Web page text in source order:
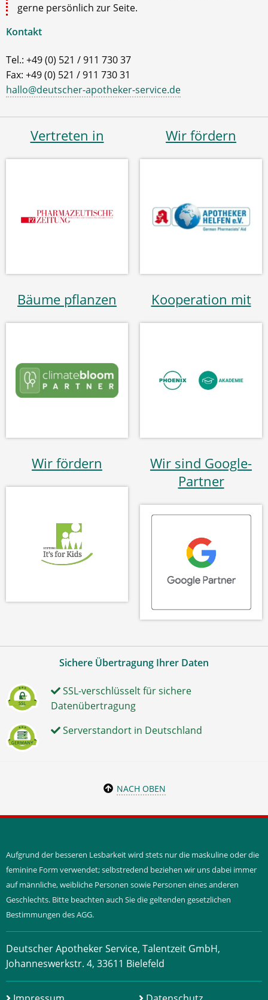
gerne persönlich zur Seite.
Kontakt
Tel.: +49 (0) 521 / 911 730 37
Fax: +49 (0) 521 / 911 730 31
hallo@deutscher-apotheker-service.de
Vertreten in Wir fördern
Bäume pflanzen Kooperation mit
Wir fördern
Wir sind Google-
Partner
Sichere Übertragung Ihrer Daten
SSL-verschlüsselt für sichere
Datenübertragung
Serverstandort in Deutschland
NACH OBEN
Aufgrund der besseren Lesbarkeit wird stets nur die maskuline oder die
feminine Form verwendet; selbstredend beziehen wir uns dabei immer
auf männliche, weibliche Personen sowie Personen eines anderen
Geschlechts. Bitte beachten auch Sie die geltenden gesetzlichen
Bestimmungen des AGG.
Deutscher Apotheker Service, Talentzeit GmbH,
Johanneswerkstr. 4, 33611 Bielefeld